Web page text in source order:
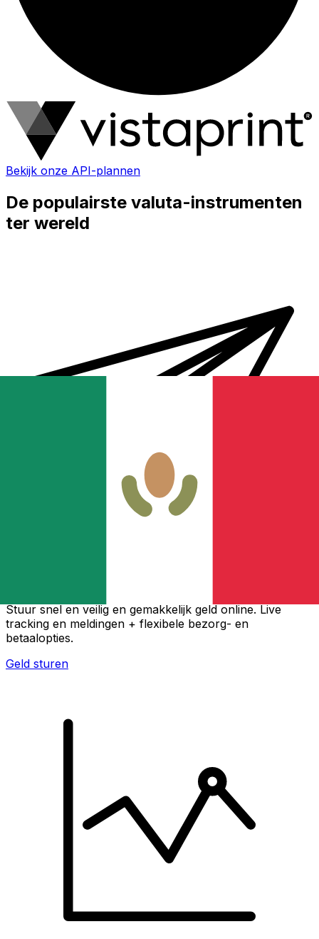
Bekijk onze API-plannen
De populairste valuta-instrumenten
ter wereld
Stuur snel en veilig en gemakkelijk geld online. Live
tracking en meldingen + flexibele bezorg- en
betaalopties.
Geld sturen